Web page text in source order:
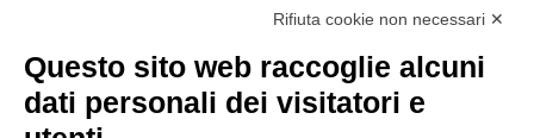
Rifiuta cookie non necessari ✕
Questo sito web raccoglie alcuni
dati personali dei visitatori e